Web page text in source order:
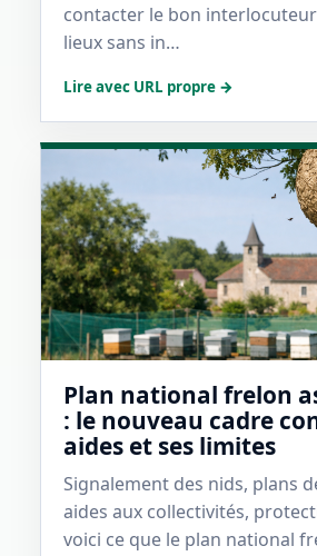
contacter le bon
lieux sans in…
Lire avec URL propre →
Plan national frelon
: le nouveau cadre
aides et ses limites
Signalement des nids, plans
aides aux collectivités,
voici ce que le plan national